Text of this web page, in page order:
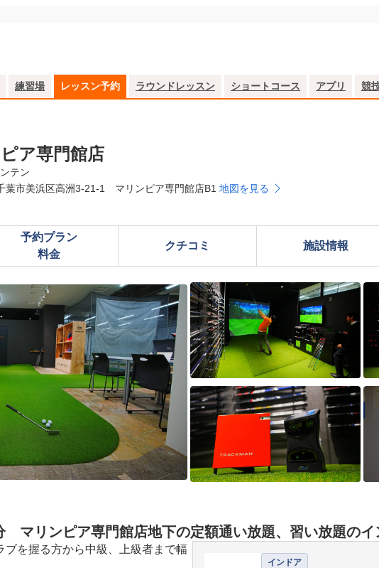
練習場 レッスン予約 ラウンドレッスン ショートコース アプリ 競
ア専門館店
テン
葉市美浜区高洲3-21-1 マリンピア専門館店B1 地図を見る
予約プラン
料金
クチコミ 施設情報
マリンピア専門館店地下の定額通い放題、習い放題のイ
ブを握る方から中級、上級者まで幅
インドア